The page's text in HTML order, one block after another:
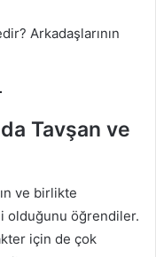
Arkadaşlarının
Tavşan ve
ve birlikte
olduğunu öğrendiler.
için de çok